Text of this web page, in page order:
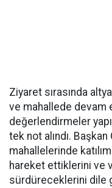
Ziyaret sırasında
ve mahallede devam
değerlendirmeler
tek not alındı. Başkan
mahallelerinde
hareket ettiklerini ve
sürdüreceklerini dile